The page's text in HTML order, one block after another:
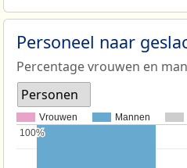
Personeel naar
Percentage vrouwen en
Personen
Vrouwen Mannen
100%
100%